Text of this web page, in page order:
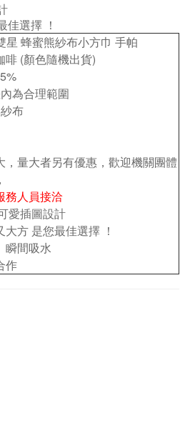
佳選擇 ！
星 蜂蜜熊紗布小方巾 手帕
啡 (顏色隨機出貨)
為合理範圍
布
，量大者另有優惠，歡迎機關團體
務人員接洽
愛插圖設計
方 是您最佳選擇 ！
瞬間吸水
作